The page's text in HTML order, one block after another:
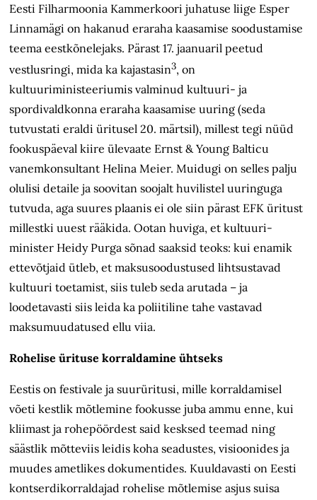
Eesti Filharmoonia Kammerkoori juhatuse liige Esper
Linnamägi on hakanud eraraha kaasamise soodustamise
teema eestkõnelejaks. Pärast 17. jaanuaril peetud
vestlusringi, mida ka kajastasin3, on
kultuuriministeeriumis valminud kultuuri- ja
spordivaldkonna eraraha kaasamise uuring (seda
tutvustati eraldi üritusel 20. märtsil), millest tegi nüüd
fookuspäeval kiire ülevaate Ernst & Young Balticu
vanemkonsultant Helina Meier. Muidugi on selles palju
olulisi detaile ja soovitan soojalt huvilistel uuringuga
tutvuda, aga suures plaanis ei ole siin pärast EFK üritust
millestki uuest rääkida. Ootan huviga, et kultuuri­
minister Heidy Purga sõnad saaksid teoks: kui enamik
ettevõtjaid ütleb, et maksusoodustused lihtsustavad
kultuuri toetamist, siis tuleb seda arutada – ja
loodetavasti siis leida ka poliitiline tahe vastavad
maksumuudatused ellu viia.
Rohelise ürituse korraldamine ühtseks
Eestis on festivale ja suurüritusi, mille korraldamisel
võeti kestlik mõtlemine fookusse juba ammu enne, kui
kliimast ja rohepöördest said kesksed teemad ning
säästlik mõtteviis leidis koha seadustes, visioonides ja
muudes ametlikes dokumentides. Kuuldavasti on Eesti
kontserdikorraldajad rohelise mõtlemise asjus suisa